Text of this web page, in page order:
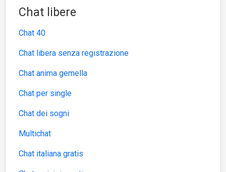
Chat libere
Chat 40
Chat libera senza registrazione
Chat anima gemella
Chat per single
Chat dei sogni
Multichat
Chat italiana gratis